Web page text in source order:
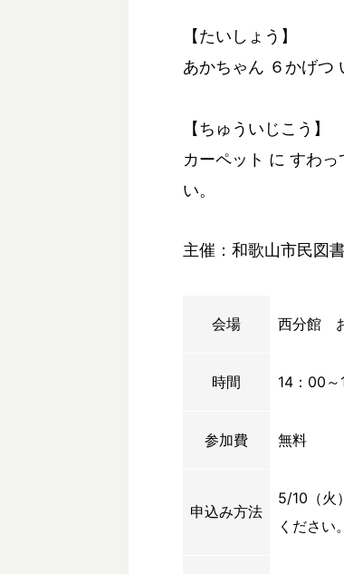
【たいしょう】
あかちゃん ６かげつ
【ちゅういじこう】
カーペット に すわ
い。
主催：和歌山市民図
会場 西分館
時間 14：00
参加費 無料
申込み方法
5/10（火
ください。